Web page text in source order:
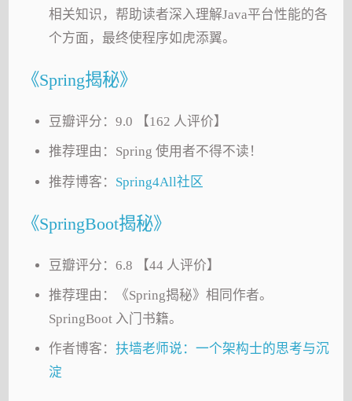
相关知识，帮助读者深入理解Java平台性能的各
个方面，最终使程序如虎添翼。
《Spring揭秘》
豆瓣评分：9.0 【162 人评价】
推荐理由：Spring 使用者不得不读！
推荐博客： Spring4All社区
《SpringBoot揭秘》
豆瓣评分：6.8 【44 人评价】
推荐理由：《Spring揭秘》相同作者。
SpringBoot 入门书籍。
作者博客： 扶墙老师说：一个架构士的思考与沉
淀